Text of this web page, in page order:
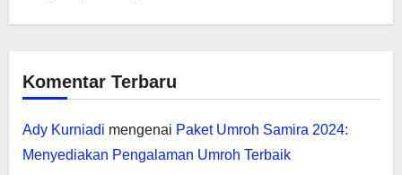
Komentar Terbaru
Ady Kurniadi mengenai Paket Umroh Samira 2024:
Menyediakan Pengalaman Umroh Terbaik